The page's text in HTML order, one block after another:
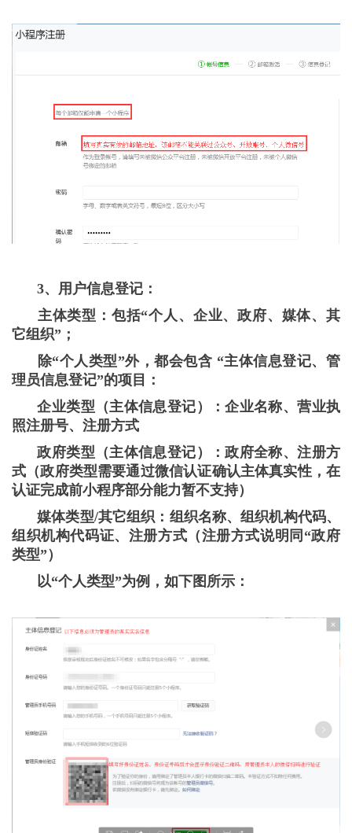
3、用户信息登记：
主体类型：包括“个人、企业、政府、媒体、其
它组织”；
除“个人类型”外，都会包含 “主体信息登记、管
理员信息登记”的项目：
企业类型（主体信息登记）：企业名称、营业执
照注册号、注册方式
政府类型（主体信息登记）：政府全称、注册方
式（政府类型需要通过微信认证确认主体真实性，在
认证完成前小程序部分能力暂不支持）
媒体类型/其它组织：组织名称、组织机构代码、
组织机构代码证、注册方式（注册方式说明同“政府
类型”）
以“个人类型”为例，如下图所示：